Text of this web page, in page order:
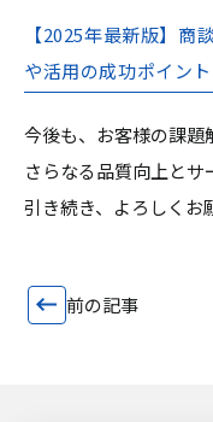
【2025年最新版】商
や活用の成功ポイン
今後も、お客様の課題
さらなる品質向上とサ
引き続き、よろしくお
前の記事